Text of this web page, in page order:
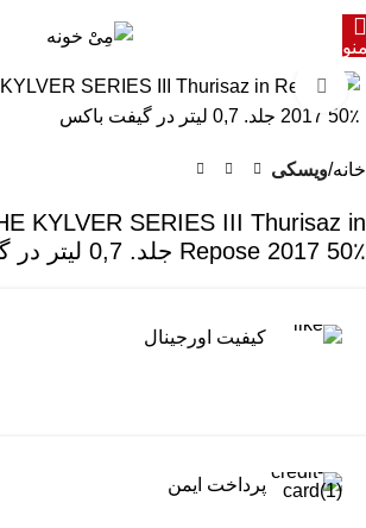
برای بزرگنمایی کلیک کنید
خانه ویسکی
KYLVER SERIES III Thurisaz in
Repose 2017 50٪ جلد. 0,7 لیتر در گیفت باکس
کیفیت اورجینال
پرداخت ایمن